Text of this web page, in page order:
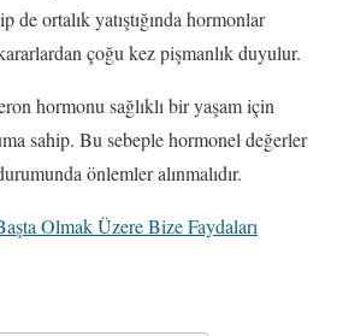
de ortalık yatıştığında hormonlar
çoğu kez pişmanlık duyulur.
hormonu sağlıklı bir yaşam için
sahip. Bu sebeple hormonel değerler
önlemler alınmalıdır.
Olmak Üzere Bize Faydaları